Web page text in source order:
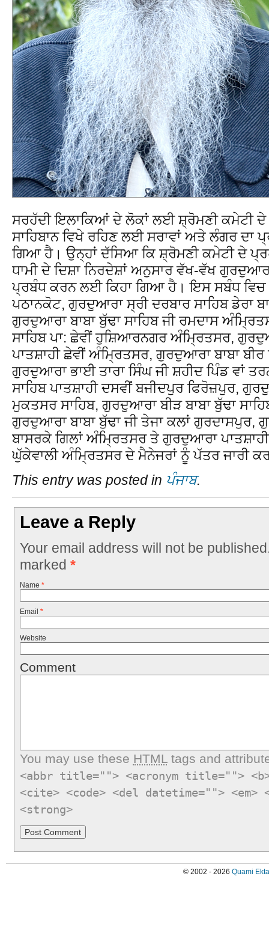
ਸਰਹੱਦੀ ਇਲਾਕਿਆਂ ਦੇ ਲੋਕਾਂ ਲਈ ਸ਼੍ਰੋਮਣੀ ਕਮੇਟੀ
ਸਾਹਿਬਾਨ ਵਿਖੇ ਰਹਿਣ ਲਈ ਸਰਾਵਾਂ ਅਤੇ ਲੰਗਰ ਦਾ
ਗਿਆ ਹੈ। ਉਨ੍ਹਾਂ ਦੱਸਿਆ ਕਿ ਸ਼੍ਰੋਮਣੀ ਕਮੇਟੀ ਦੇ
ਧਾਮੀ ਦੇ ਦਿਸ਼ਾ ਨਿਰਦੇਸ਼ਾਂ ਅਨੁਸਾਰ ਵੱਖ-ਵੱਖ
ਪ੍ਰਬੰਧ ਕਰਨ ਲਈ ਕਿਹਾ ਗਿਆ ਹੈ। ਇਸ ਸਬੰਧ ਵਿਚ
ਪਠਾਨਕੋਟ, ਗੁਰਦੁਆਰਾ ਸ੍ਰੀ ਦਰਬਾਰ ਸਾਹਿਬ ਡੇਰਾ
ਗੁਰਦੁਆਰਾ ਬਾਬਾ ਬੁੱਢਾ ਸਾਹਿਬ ਜੀ ਰਮਦਾਸ
ਸਾਹਿਬ ਪਾ: ਛੇਵੀਂ ਹੁਸ਼ਿਆਰਨਗਰ ਅੰਮ੍ਰਿਤਸਰ,
ਪਾਤਸ਼ਾਹੀ ਛੇਵੀਂ ਅੰਮ੍ਰਿਤਸਰ, ਗੁਰਦੁਆਰਾ ਬਾਬਾ
ਗੁਰਦੁਆਰਾ ਭਾਈ ਤਾਰਾ ਸਿੰਘ ਜੀ ਸ਼ਹੀਦ ਪਿੰਡ ਵਾਂ
ਸਾਹਿਬ ਪਾਤਸ਼ਾਹੀ ਦਸਵੀਂ ਬਜੀਦਪੁਰ ਫਿਰੋਜ਼ਪੁਰ,
ਮੁਕਤਸਰ ਸਾਹਿਬ, ਗੁਰਦੁਆਰਾ ਬੀੜ ਬਾਬਾ ਬੁੱਢਾ
ਗੁਰਦੁਆਰਾ ਬਾਬਾ ਬੁੱਢਾ ਜੀ ਤੇਜਾ ਕਲਾਂ ਗੁਰਦਾਸਪੁਰ,
ਬਾਸਰਕੇ ਗਿਲਾਂ ਅੰਮ੍ਰਿਤਸਰ ਤੇ ਗੁਰਦੁਆਰਾ
ਘੁੱਕੇਵਾਲੀ ਅੰਮ੍ਰਿਤਸਰ ਦੇ ਮੈਨੇਜਰਾਂ ਨੂੰ ਪੱਤਰ ਜਾਰੀ
This entry was posted in ਪੰਜਾਬ.
Leave a Reply
Your email address will not be
marked *
Name *
Email *
Website
Comment
You may use these HTMLtags and
<abbr title=""> <acronym title="">
<cite> <code> <del datetime="">
<strong>
© 2002 - 2026 Quami